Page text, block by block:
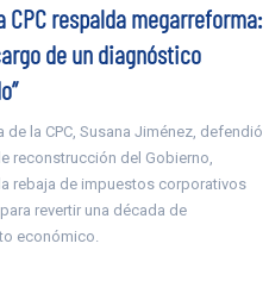
CPC respalda megarreforma:
de un diagnóstico
de la CPC, Susana Jiménez, defendió
reconstrucción del Gobierno,
rebaja de impuestos corporativos
revertir una década de
económico.